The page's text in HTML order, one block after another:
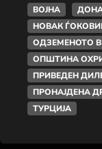
ВОЈНА
НОВАК
ОДЗЕМЕНОТО
ОПШТИНА
ПРИВЕДЕН
ПРОНАЈДЕНА
ТУРЦИЈА